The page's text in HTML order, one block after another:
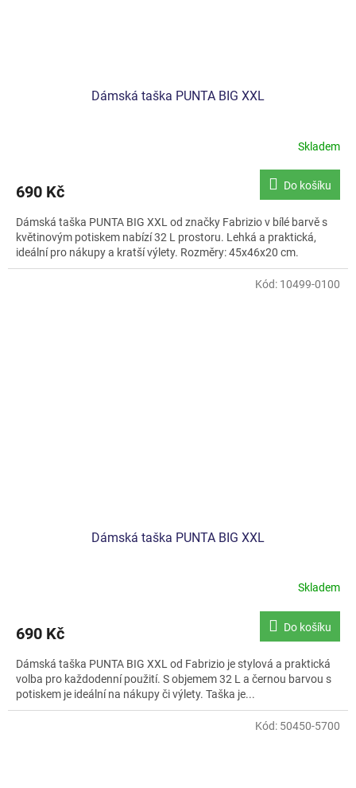
Dámská taška PUNTA BIG XXL
Skladem
690 Kč Do košíku
Dámská taška PUNTA BIG XXL od značky Fabrizio v bílé barvě s
květinovým potiskem nabízí 32 L prostoru. Lehká a praktická,
ideální pro nákupy a kratší výlety. Rozměry: 45x46x20 cm.
Dámská taška PUNTA BIG XXL
Skladem
690 Kč Do košíku
Dámská taška PUNTA BIG XXL od Fabrizio je stylová a praktická
volba pro každodenní použití. S objemem 32 L a černou barvou s
potiskem je ideální na nákupy či výlety. Taška je...
Kód: 10499-0100
Kód: 50450-5700